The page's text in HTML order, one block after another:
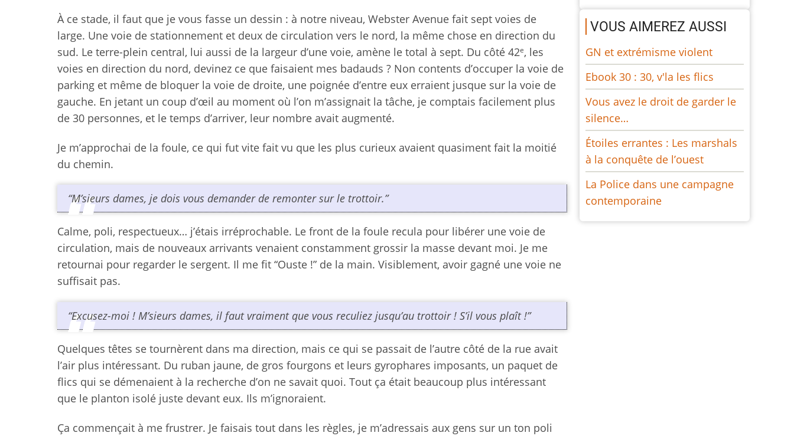
À ce stade, il faut que je vous fasse un dessin : à notre niveau, Webster Avenue fait sept voies de
large. Une voie de stationnement et deux de circulation vers le nord, la même chose en direction du
sud. Le terre-plein central, lui aussi de la largeur d’une voie, amène le total à sept. Du côté 42e, les
voies en direction du nord, devinez ce que faisaient mes badauds ? Non contents d’occuper la voie de
parking et même de bloquer la voie de droite, une poignée d’entre eux erraient jusque sur la voie de
gauche. En jetant un coup d’œil au moment où l’on m’assignait la tâche, je comptais facilement plus
de 30 personnes, et le temps d’arriver, leur nombre avait augmenté.
Je m’approchai de la foule, ce qui fut vite fait vu que les plus curieux avaient quasiment fait la moitié
du chemin.
“M’sieurs dames, je dois vous demander de remonter sur le trottoir.”
Calme, poli, respectueux… j’étais irréprochable. Le front de la foule recula pour libérer une voie de
circulation, mais de nouveaux arrivants venaient constamment grossir la masse devant moi. Je me
retournai pour regarder le sergent. Il me fit “Ouste !” de la main. Visiblement, avoir gagné une voie ne
suffisait pas.
“Excusez-moi ! M’sieurs dames, il faut vraiment que vous reculiez jusqu’au trottoir ! S’il vous plaît !”
Quelques têtes se tournèrent dans ma direction, mais ce qui se passait de l’autre côté de la rue avait
l’air plus intéressant. Du ruban jaune, de gros fourgons et leurs gyrophares imposants, un paquet de
flics qui se démenaient à la recherche d’on ne savait quoi. Tout ça était beaucoup plus intéressant
que le planton isolé juste devant eux. Ils m’ignoraient.
Ça commençait à me frustrer. Je faisais tout dans les règles, je m’adressais aux gens sur un ton poli
VOUS AIMEREZ AUSSI
GN et extrémisme violent
Ebook 30 : 30, v'la les flics
Vous avez le droit de garder le
silence…
Étoiles errantes : Les marshals
à la conquête de l’ouest
La Police dans une campagne
contemporaine